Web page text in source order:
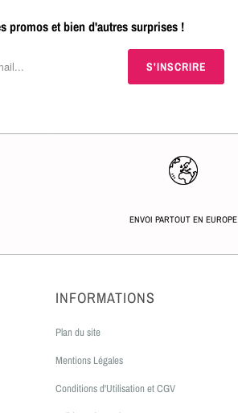
promos et bien d'autres surprises !
ENVOI PARTOUT EN EUROPE
INFORMATIONS
Plan du site
Mentions Légales
Conditions d'Utilisation et CGV